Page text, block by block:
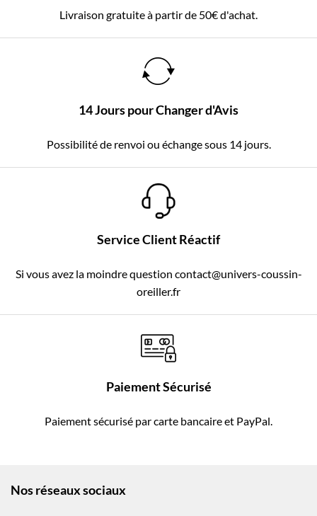
Livraison gratuite à partir de 50€ d'achat.
14 Jours pour Changer d'Avis
Possibilité de renvoi ou échange sous 14 jours.
Service Client Réactif
Si vous avez la moindre question contact@univers-coussin-
oreiller.fr
Paiement Sécurisé
Paiement sécurisé par carte bancaire et PayPal.
Nos réseaux sociaux